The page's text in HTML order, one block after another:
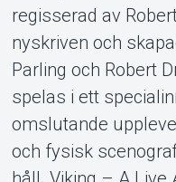
regisserad av
nyskriven och
Parling och Robert
spelas i ett
omslutande
och fysisk